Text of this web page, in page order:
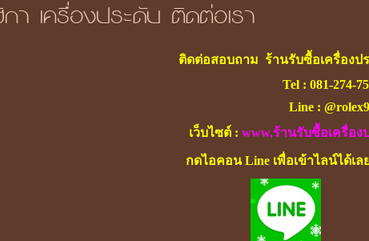
า เครื่องประดับ ติดต่อเรา
ติดต่อสอบถาม ร้านรับซื้อเครื่องป
Tel :081-274-
Line :
เว็บไซต์ : www.ร้านรับซื้อเครื่อง
กดไอคอน Line เพื่อเข้าไลน์ได้เล